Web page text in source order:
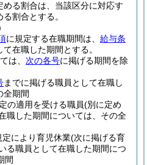
る割合は、当該区分に対応す
割合とする。
に規定する在職期間は、 給与条
在職した期間とする。
は、 次の各号に掲げる期間を除
までに掲げる職員として在職し
全期間
の適用を受ける職員(別に定め
職した期間については、その全
により育児休業(次に掲げる育
る職員として在職した期間につ
間